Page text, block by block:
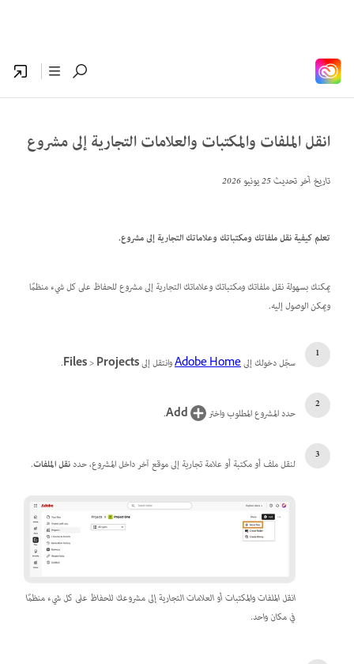
انقل الملفات والمكتبات والعلامات التجارية إلى مشروع
تاريخ آخر تحديث25 يونيو 2026
تعلم كيفية نقل ملفاتك ومكتباتك وعلاماتك التجارية إلى مشروع.
يمكنك بسهولة نقل ملفاتك ومكتباتك وعلاماتك التجارية إلى مشروع للحفاظ على كل شيء منظمًا
ويمكن الوصول إليه.
سجّل دخولك إلىAdobe Homeوانتقل إلى Files>Projects
.
حدد المشروع المطلوب واختر Add
.
لنقل ملف أو مكتبة أو علامة تجارية إلى موقع آخر داخل المشروع، حددنقل الملفات.
انقل الملفات والمكتبات أو العلامات التجارية إلى مشروعك للحفاظ على كل شيء منظمًا
في مكان واحد.